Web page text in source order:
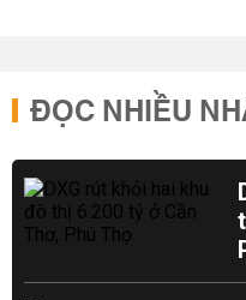
ĐỌC NHIỀU